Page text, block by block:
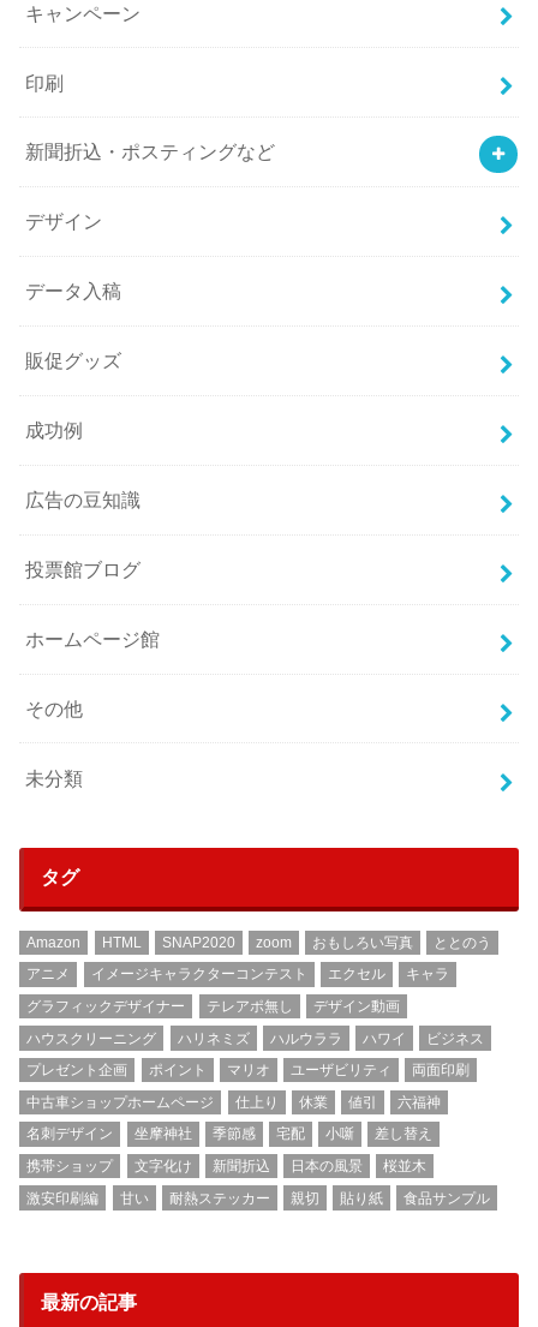
キャンペーン
印刷
新聞折込・ポスティングなど
デザイン
データ入稿
販促グッズ
成功例
広告の豆知識
投票館ブログ
ホームページ館
その他
未分類
タグ
Amazon HTML SNAP2020 zoom おもしろい写真
ととのう
アニメ
イメージキャラクターコンテスト エクセル
キャラ
グラフィックデザイナー
テレアポ無し
デザイン動画
ハウスクリーニング
ハリネミズ ハルウララ ハワイ
ビジネス
プレゼント企画
ポイント マリオ ユーザビリティ
両面印刷
中古車ショップホームページ
仕上り 休業 値引
六福神
名刺デザイン
坐摩神社 季節感 宅配 小噺
差し替え
携帯ショップ
文字化け 新聞折込 日本の風景
桜並木
激安印刷編
甘い 耐熱ステッカー 親切 貼り紙 食品サンプル
最新の記事